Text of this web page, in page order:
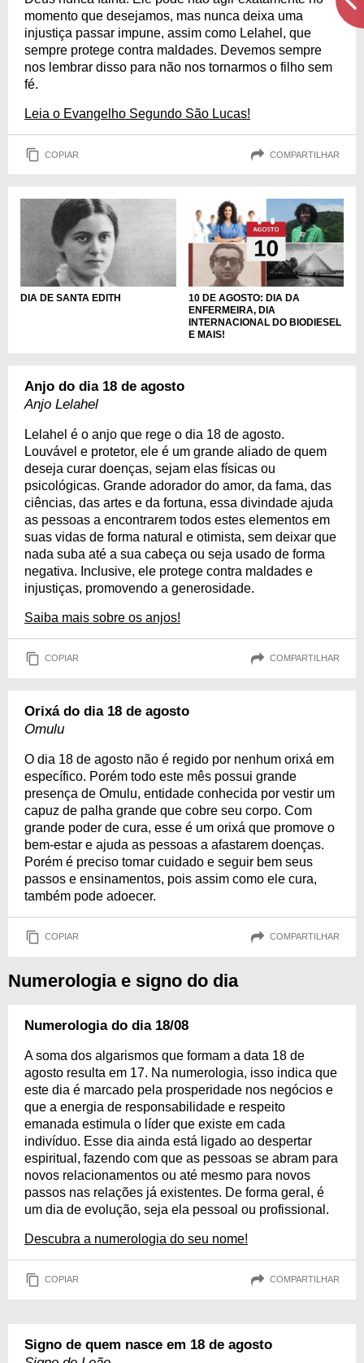
momento que desejamos, mas nunca deixa uma
injustiça passar impune, assim como Lelahel, que
sempre protege contra maldades. Devemos sempre
nos lembrar disso para não nos tornarmos o filho sem
fé.
Leia o Evangelho Segundo São Lucas!
COPIAR COMPARTILHAR
DIA DE SANTA EDITH
10 DE AGOSTO: DIA DA
ENFERMEIRA, DIA
INTERNACIONAL DO BIODIESEL
E MAIS!
Anjo do dia 18 de agosto
Anjo Lelahel
Lelahel é o anjo que rege o dia 18 de agosto.
Louvável e protetor, ele é um grande aliado de quem
deseja curar doenças, sejam elas físicas ou
psicológicas. Grande adorador do amor, da fama, das
ciências, das artes e da fortuna, essa divindade ajuda
as pessoas a encontrarem todos estes elementos em
suas vidas de forma natural e otimista, sem deixar que
nada suba até a sua cabeça ou seja usado de forma
negativa. Inclusive, ele protege contra maldades e
injustiças, promovendo a generosidade.
Saiba mais sobre os anjos!
COPIAR COMPARTILHAR
Orixá do dia 18 de agosto
Omulu
O dia 18 de agosto não é regido por nenhum orixá em
específico. Porém todo este mês possui grande
presença de Omulu, entidade conhecida por vestir um
capuz de palha grande que cobre seu corpo. Com
grande poder de cura, esse é um orixá que promove o
bem-estar e ajuda as pessoas a afastarem doenças.
Porém é preciso tomar cuidado e seguir bem seus
passos e ensinamentos, pois assim como ele cura,
também pode adoecer.
COPIAR COMPARTILHAR
Numerologia e signo do dia
Numerologia do dia 18/08
A soma dos algarismos que formam a data 18 de
agosto resulta em 17. Na numerologia, isso indica que
este dia é marcado pela prosperidade nos negócios e
que a energia de responsabilidade e respeito
emanada estimula o líder que existe em cada
indivíduo. Esse dia ainda está ligado ao despertar
espiritual, fazendo com que as pessoas se abram para
novos relacionamentos ou até mesmo para novos
passos nas relações já existentes. De forma geral, é
um dia de evolução, seja ela pessoal ou profissional.
Descubra a numerologia do seu nome!
COPIAR COMPARTILHAR
Signo de quem nasce em 18 de agosto